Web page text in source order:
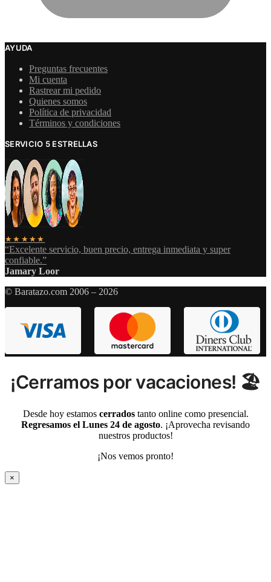
AYUDA
Preguntas frecuentes
Mi cuenta
Rastrear mi pedido
Quienes somos
Política de privacidad
Términos y condiciones
SERVICIO 5 ESTRELLAS
★★★★★
“Excelente servicio, buen precio, entrega inmediata y super
confiable.”
Jamary Loor
© Baratazo.com 2006 – 2026
¡Cerramos por vacaciones! 🏖️
Desde hoy estamos cerradostanto online como presencial.
Regresamos el Lunes 24 de agosto. ¡Aprovecha revisando
nuestros productos!
¡Nos vemos pronto!
×